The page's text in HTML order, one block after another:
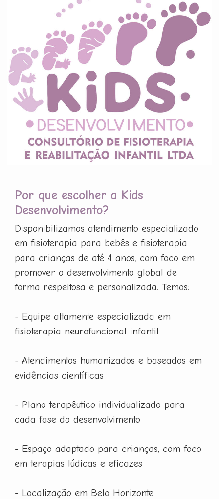
Por que escolher a Kids
Desenvolvimento?
Disponibilizamos atendimento especializado
em fisioterapia para bebês e fisioterapia
para crianças de até 4 anos, com foco em
promover o desenvolvimento global de
forma respeitosa e personalizada. Temos:
- Equipe altamente especializada em
fisioterapia neurofuncional infantil
- Atendimentos humanizados e baseados em
evidências científicas
- Plano terapêutico individualizado para
cada fase do desenvolvimento
- Espaço adaptado para crianças, com foco
em terapias lúdicas e eficazes
- Localização em Belo Horizonte